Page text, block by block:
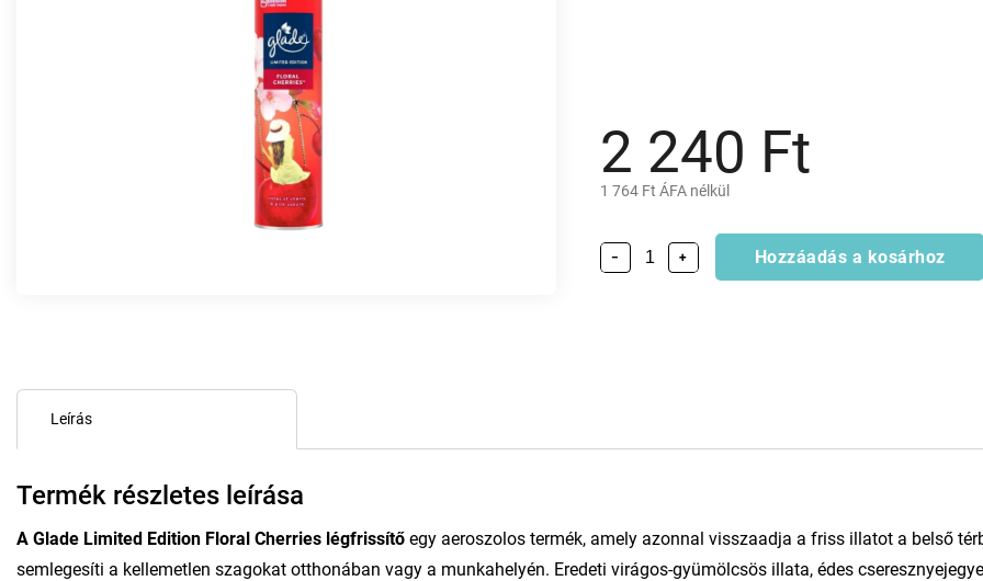
2 240 Ft
1 764 Ft ÁFA nélkül
+
− Hozzáadás a kosárhoz
Leírás
Termék részletes leírása
A Glade Limited Edition Floral Cherries légfrissítő egy aeroszolos termék, amely azonnal visszaadja a friss illatot a belső
semlegesíti a kellemetlen szagokat otthonában vagy a munkahelyén. Eredeti virágos-gyümölcsös illata, édes